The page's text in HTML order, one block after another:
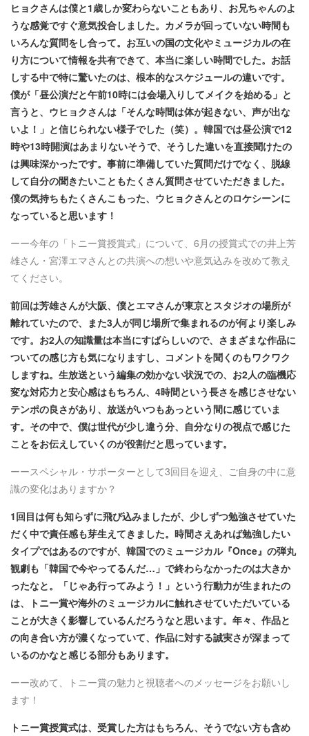
ヒョクさんは僕と1歳しか変わらないこともあり、お兄ちゃんのよ
うな感覚ですぐ意気投合しました。カメラが回っていない時間も
いろんな質問をし合って。お互いの国の文化やミュージカルの在
り方について情報を共有できて、本当に楽しい時間でした。お話
しする中で特に驚いたのは、根本的なスケジュールの違いです。
僕が「昼公演だと午前10時には会場入りしてメイクを始める」と
言うと、ウヒョクさんは「そんな時間は体が起きない、声が出な
いよ！」と信じられない様子でした（笑）。韓国では昼公演で12
時や13時開演はあまりないそうで、そうした違いを直接聞けたの
は興味深かったです。事前に準備していた質問だけでなく、脱線
して自分の聞きたいこともたくさん質問させていただきました。
僕の気持ちもたくさんこもった、ウヒョクさんとのロケシーンに
なっていると思います！
ーー今年の「トニー賞授賞式」について、6月の授賞式での井上芳
雄さん・宮澤エマさんとの共演への想いや意気込みを改めて教え
てください。
前回は芳雄さんが大阪、僕とエマさんが東京とスタジオの場所が
離れていたので、また3人が同じ場所で集まれるのが何より楽しみ
です。お2人の知識量は本当にすばらしいので、さまざまな作品に
ついての感じ方も気になりますし、コメントを聞くのもワクワク
しますね。生放送という編集の効かない状況での、お2人の臨機応
変な対応力と安心感はもちろん、4時間という長さを感じさせない
テンポの良さがあり、放送がいつもあっという間に感じていま
す。その中で、僕は世代が少し違う分、自分なりの視点で感じた
ことをお伝えしていくのが役割だと思っています。
ーースペシャル・サポーターとして3回目を迎え、ご自身の中に意
識の変化はありますか？
1回目は何も知らずに飛び込みましたが、少しずつ勉強させていた
だく中で責任感も芽生えてきました。時間さえあれば勉強したい
タイプではあるのですが、韓国でのミュージカル『Once』の弾丸
観劇も「韓国で今やってるんだ…」で終わらなかったのは大きか
ったなと。「じゃあ行ってみよう！」という行動力が生まれたの
は、トニー賞や海外のミュージカルに触れさせていただいている
ことが大きく影響しているんだろうなと思います。年々、作品と
の向き合い方が濃くなっていて、作品に対する誠実さが深まって
いるのかなと感じる部分もあります。
ーー改めて、トニー賞の魅力と視聴者へのメッセージをお願いし
ます！
トニー賞授賞式は、受賞した方はもちろん、そうでない方も含め